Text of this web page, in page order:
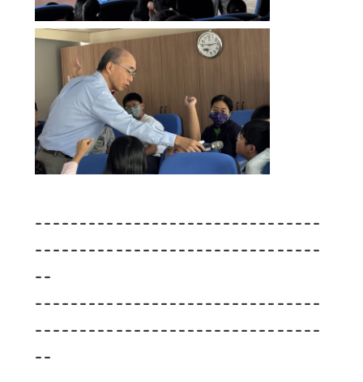
--------------------------------
--------------------------------
--
--------------------------------
--------------------------------
--